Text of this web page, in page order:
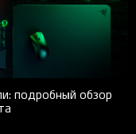
подробный обзор